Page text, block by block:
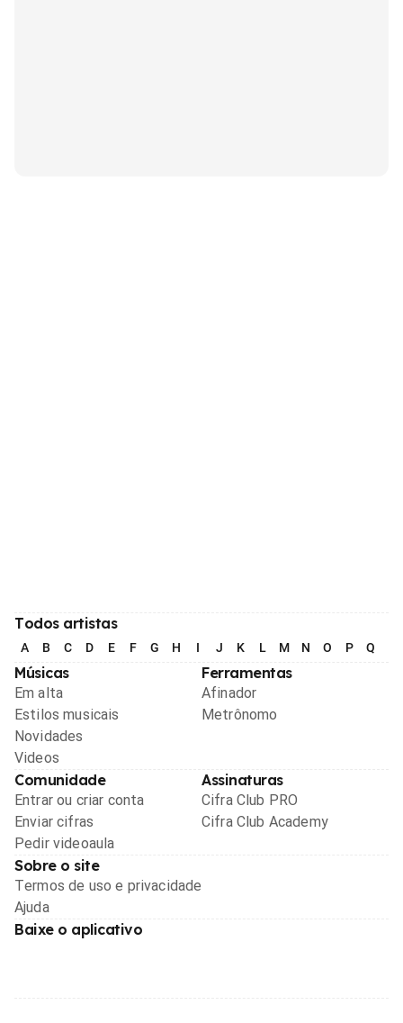
Todos artistas
A B C D E F G H I J K L M N O P Q
Músicas
Em alta
Estilos musicais
Novidades
Videos
Ferramentas
Afinador
Metrônomo
Comunidade
Entrar ou criar conta
Enviar cifras
Pedir videoaula
Assinaturas
Cifra Club PRO
Cifra Club Academy
Sobre o site
Termos de uso e privacidade
Ajuda
Baixe o aplicativo